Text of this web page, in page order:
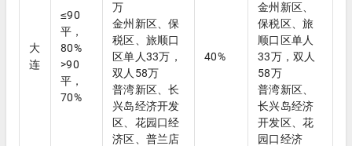
大
连
≤90
平，
80%
>90
平，
70%
万
金州新区、保
税区、旅顺口
区单人33万，
双人58万
普湾新区、长
兴岛经济开发
区、花园口经
济区、普兰店
40%
金州新区、
保税区、旅
顺口区单人
33万，双人
58万
普湾新区、
长兴岛经济
开发区、花
园口经济